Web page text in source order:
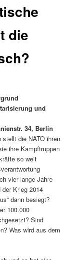
die
und
34, Berlin
die NATO ihren
ihre Kampftruppen
so weit
vier lange Jahre
Krieg 2014
dann besiegt?
100.000
Sind
Was wird aus dem